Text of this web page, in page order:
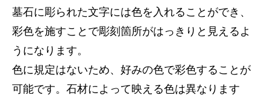
墓石に彫られた文字には色を入れることができ、
彩色を施すことで彫刻箇所がはっきりと見えるよ
うになります。
色に規定はないため、好みの色で彩色することが
可能です。石材によって映える色は異なります